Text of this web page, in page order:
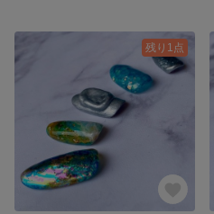
残り1点